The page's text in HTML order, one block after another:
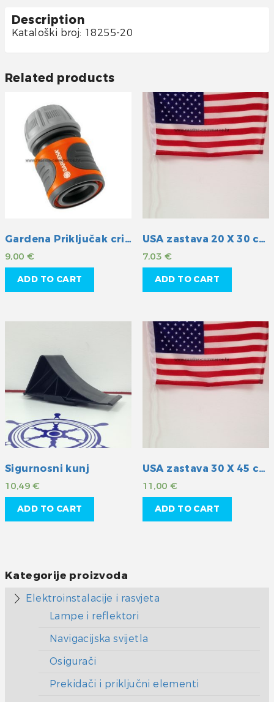
Description
Kataloški broj: 18255-20
Related products
Gardena Priključak crijeva 1/2″
9,00 €
ADD TO CART
USA zastava 20 X 30 cm
7,03 €
ADD TO CART
Sigurnosni kunj
10,49€
ADD TO CART
USA zastava 30 X 45 cm
11,00€
ADD TO CART
Kategorije proizvoda
Elektroinstalacije i rasvjeta
Lampe i reflektori
Navigacijska svijetla
Osigurači
Prekidači i priključni elementi